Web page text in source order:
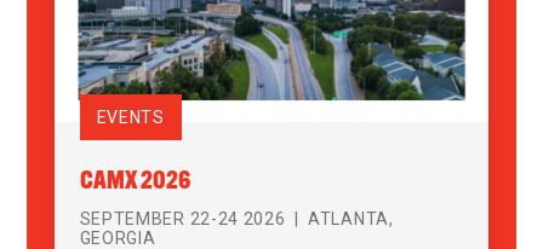
EVENTS
CAMX 2026
SEPTEMBER 22-24 2026
ATLANTA,
GEORGIA